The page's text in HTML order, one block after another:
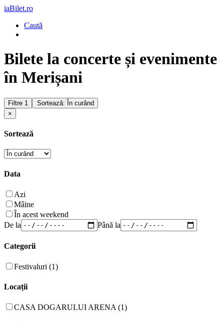
iaBilet.ro
Caută
Bilete la concerte și evenimente
în Merișani
Filtre 1
Sortează: În curând
×
Sortează
Data
Azi
Mâine
În acest weekend
De la
Până la
Categorii
Festivaluri (1)
Locații
CASA DOGARULUI ARENA (1)